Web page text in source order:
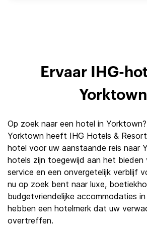
Ervaar IHG-
Yorktown
Op zoek naar een hotel in
Yorktown heeft IHG Hotels &
hotel voor uw aanstaande reis naar
hotels zijn toegewijd aan het bieden
service en een onvergetelijk verblijf
nu op zoek bent naar luxe,
budgetvriendelijke accommodaties
hebben een hotelmerk dat uw
overtreffen.